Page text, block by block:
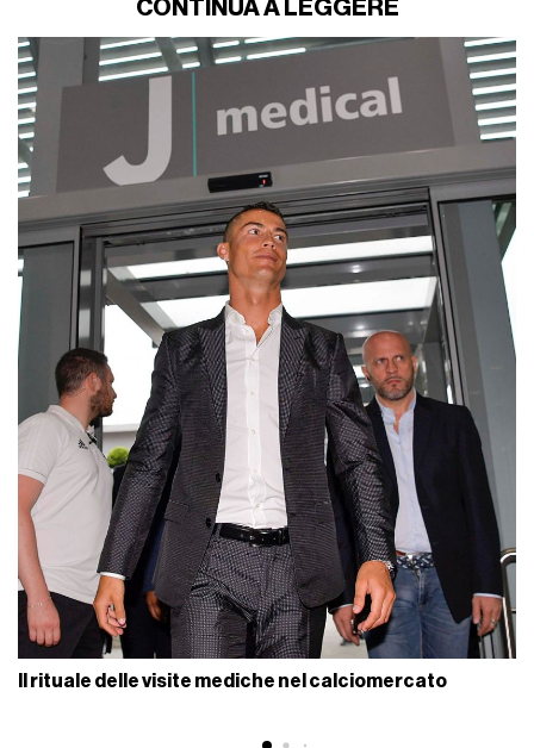
CONTINUA A LEGGERE
Il rituale delle visite mediche nel calciomercato